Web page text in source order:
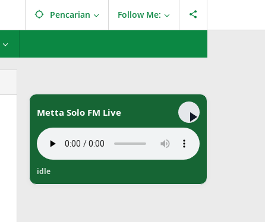
Pencarian Follow Me:
Metta Solo FM Live
idle